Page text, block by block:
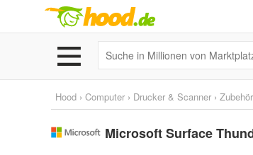
Hood › Computer › Drucker & Scanner › Zubehör
Microsoft Surface